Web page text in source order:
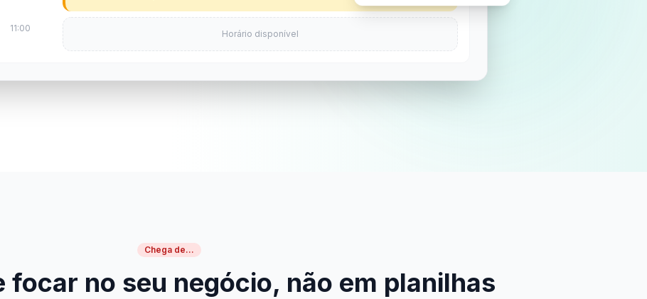
11:00
Horário disponível
Chega de...
focar no seu negócio, não em planilhas